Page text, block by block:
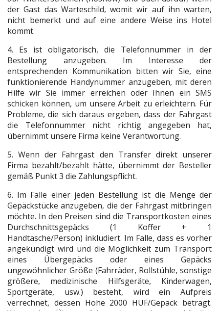
der Gast das Warteschild, womit wir auf ihn warten,
nicht bemerkt und auf eine andere Weise ins Hotel
kommt.
4. Es ist obligatorisch, die Telefonnummer in der
Bestellung anzugeben. Im Interesse der
entsprechenden Kommunikation bitten wir Sie, eine
funktionierende Handynummer anzugeben, mit deren
Hilfe wir Sie immer erreichen oder Ihnen ein SMS
schicken können, um unsere Arbeit zu erleichtern. Für
Probleme, die sich daraus ergeben, dass der Fahrgast
die Telefonnummer nicht richtig angegeben hat,
übernimmt unsere Firma keine Verantwortung.
5. Wenn der Fahrgast den Transfer direkt unserer
Firma bezahlt/bezahlt hätte, übernimmt der Besteller
gemäß Punkt 3 die Zahlungspflicht.
6. Im Falle einer jeden Bestellung ist die Menge der
Gepäckstücke anzugeben, die der Fahrgast mitbringen
möchte. In den Preisen sind die Transportkosten eines
Durchschnittsgepäcks (1 Koffer + 1
Handtasche/Person) inkludiert. Im Falle, dass es vorher
angekündigt wird und die Möglichkeit zum Transport
eines Übergepäcks oder eines Gepäcks
ungewöhnlicher Größe (Fahrräder, Rollstühle, sonstige
größere, medizinische Hilfsgeräte, Kinderwagen,
Sportgeräte, usw.) besteht, wird ein Aufpreis
verrechnet, dessen Höhe 2000 HUF/Gepäck beträgt.